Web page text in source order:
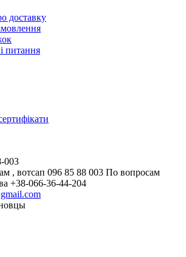
доставку
питання
003
, вотсап 096 85 88 003 По вопросам
+38-066-36-44-204